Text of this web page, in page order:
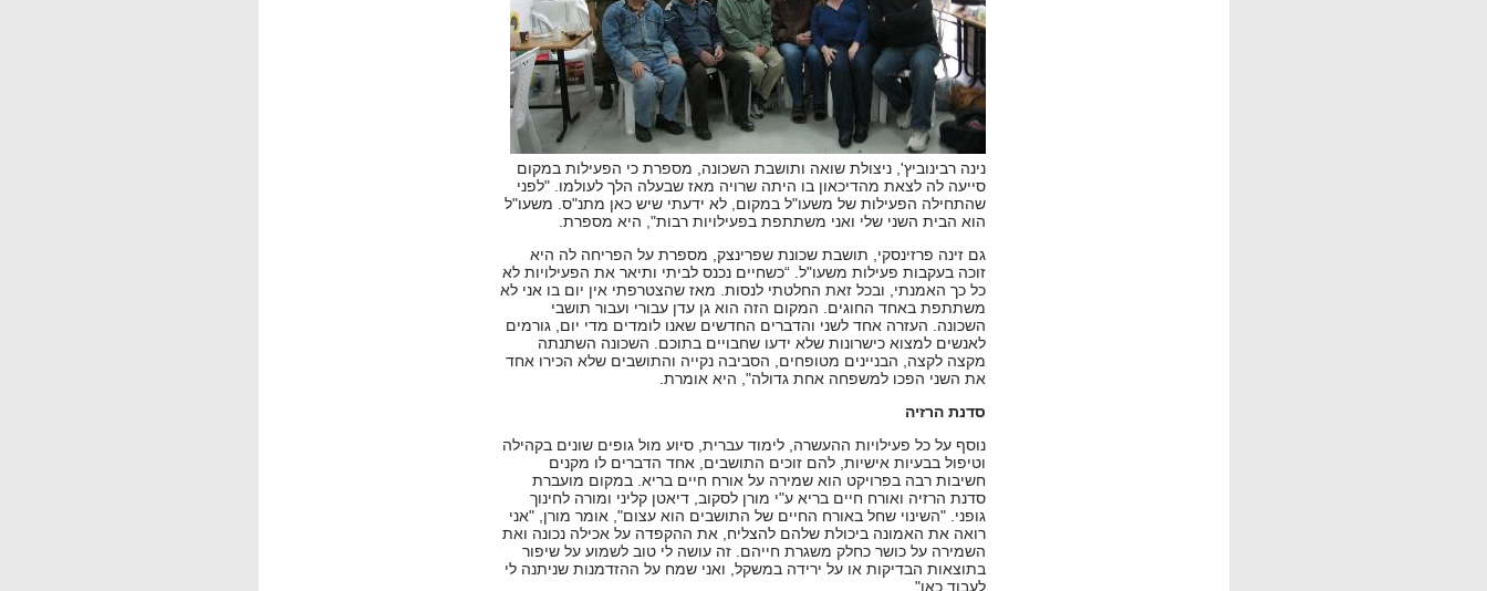
נינה רבינוביץ', ניצולת שואה ותושבת השכונה, מספרת כי הפעילות במקום
סייעה לה לצאת מהדיכאון בו היתה שרויה מאז שבעלה הלך לעולמו. "לפני
שהתחילה הפעילות של משעו"ל במקום, לא ידעתי שיש כאן מתנ"ס. משעו"ל
הוא הבית השני שלי ואני משתתפת בפעילויות רבות", היא מספרת.
גם זינה פרזינסקי, תושבת שכונת שפרינצק, מספרת על הפריחה לה היא
זוכה בעקבות פעילות משעו"ל. “כשחיים נכנס לביתי ותיאר את הפעילויות לא
כל כך האמנתי, ובכל זאת החלטתי לנסות. מאז שהצטרפתי אין יום בו אני לא
משתתפת באחד החוגים. המקום הזה הוא גן עדן עבורי ועבור תושבי
השכונה. העזרה אחד לשני והדברים החדשים שאנו לומדים מדי יום, גורמים
לאנשים למצוא כישרונות שלא ידעו שחבויים בתוכם. השכונה השתנתה
מקצה לקצה, הבניינים מטופחים, הסביבה נקייה והתושבים שלא הכירו אחד
את השני הפכו למשפחה אחת גדולה", היא אומרת.
סדנת הרזיה
נוסף על כל פעילויות ההעשרה, לימוד עברית, סיוע מול גופים שונים בקהילה
וטיפול בבעיות אישיות, להם זוכים התושבים, אחד הדברים לו מקנים
חשיבות רבה בפרויקט הוא שמירה על אורח חיים בריא. במקום מועברת
סדנת הרזיה ואורח חיים בריא ע"י מורן לסקוב, דיאטן קליני ומורה לחינוך
גופני. "השינוי שחל באורח החיים של התושבים הוא עצום", אומר מורן, "אני
רואה את האמונה ביכולת שלהם להצליח, את ההקפדה על אכילה נכונה ואת
השמירה על כושר כחלק משגרת חייהם. זה עושה לי טוב לשמוע על שיפור
בתוצאות הבדיקות או על ירידה במשקל, ואני שמח על ההזדמנות שניתנה לי
לעבוד כאן".